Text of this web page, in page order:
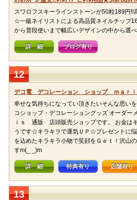
スワロフスキーラインストーンが50粒189円!!
☆一級ネイリストによる高品質ネイルチップ
から普段使いまで幅広いデザインの中から選べ
詳 細 ブログ有り
12
デコ電 デコレーション ショップ ｍａｒｉ
幸せな気持ちになってい頂きたいそんな思い
コショップ・デコレーショングッズ オーダー
ｉｓ 通販 店頭販売ショップです。 お金は
うです☆キラキラで運気ＵＰ☆プレゼントに
を込めたキラキラ小物で笑顔をＧｅｔ！沢山
すm(_ _)m
詳 細 特典有り 店舗有り
13